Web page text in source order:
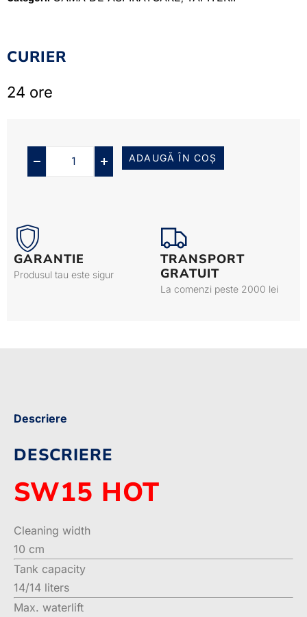
CURIER
24 ore
ADAUGĂ ÎN COȘ
GARANTIE
Produsul tau este sigur
TRANSPORT
GRATUIT
La comenzi peste 2000 lei
Descriere
DESCRIERE
SW15 HOT
Cleaning width
10 cm
Tank capacity
14/14 liters
Max. waterlift